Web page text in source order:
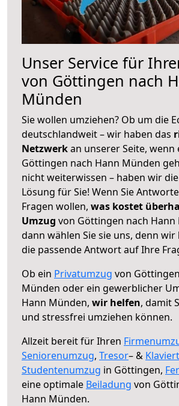
Unser Service für
von Göttingen nach
Münden
Sie wollen umziehen? Ob um die
deutschlandweit – wir haben das
Netzwerkan unserer Seite, wenn
Göttingen nach Hann Münden
nicht weiterwissen – haben wir
Lösung für Sie! Wenn Sie
Fragen wollen, was kostet
Umzug von Göttingen nach Hann
dann wählen Sie sie uns, denn
die passende Antwort auf Ihre
Ob ein Privatumzug von
Münden oder ein gewerblicher
Hann Münden, wir helfen, damit
und stressfrei umziehen können.
Allzeit bereit für Ihren
Seniorenumzug, Tresor– &
Studentenumzug in Göttingen,
eine optimale Beiladung von
Hann Münden.